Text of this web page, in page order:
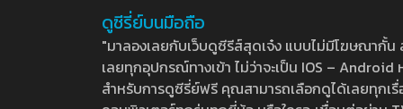
ดูซีรี่ย์บนมือถือ
"มาลองเลยกับเว็บดูซีรีส์สุดเจ๋ง แบบไม่มีโฆษณากั้
เลยทุกอุปกรณ์ทางเข้า ไม่ว่าจะเป็น IOS –
สำหรับการดูซีรี่ย์ฟรี คุณสามารถเลือกดูได้เลยทุกเ